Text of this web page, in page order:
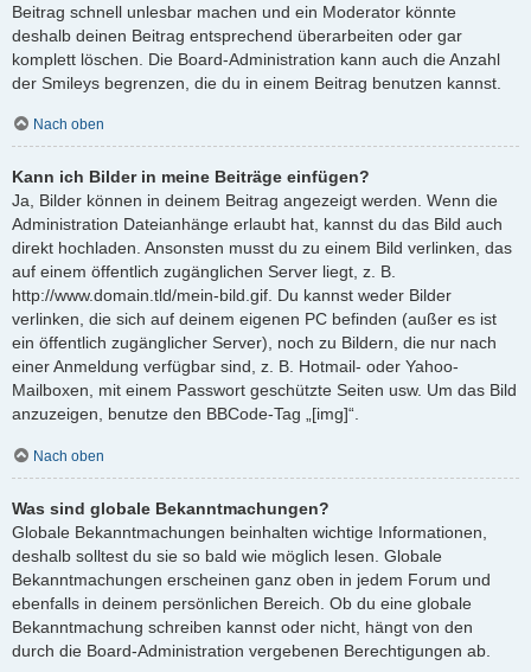
Beitrag schnell unlesbar machen und ein Moderator könnte
deshalb deinen Beitrag entsprechend überarbeiten oder gar
komplett löschen. Die Board-Administration kann auch die Anzahl
der Smileys begrenzen, die du in einem Beitrag benutzen kannst.
Nach oben
Kann ich Bilder in meine Beiträge einfügen?
Ja, Bilder können in deinem Beitrag angezeigt werden. Wenn die
Administration Dateianhänge erlaubt hat, kannst du das Bild auch
direkt hochladen. Ansonsten musst du zu einem Bild verlinken, das
auf einem öffentlich zugänglichen Server liegt, z. B.
http://www.domain.tld/mein-bild.gif. Du kannst weder Bilder
verlinken, die sich auf deinem eigenen PC befinden (außer es ist
ein öffentlich zugänglicher Server), noch zu Bildern, die nur nach
einer Anmeldung verfügbar sind, z. B. Hotmail- oder Yahoo-
Mailboxen, mit einem Passwort geschützte Seiten usw. Um das Bild
anzuzeigen, benutze den BBCode-Tag „[img]“.
Nach oben
Was sind globale Bekanntmachungen?
Globale Bekanntmachungen beinhalten wichtige Informationen,
deshalb solltest du sie so bald wie möglich lesen. Globale
Bekanntmachungen erscheinen ganz oben in jedem Forum und
ebenfalls in deinem persönlichen Bereich. Ob du eine globale
Bekanntmachung schreiben kannst oder nicht, hängt von den
durch die Board-Administration vergebenen Berechtigungen ab.